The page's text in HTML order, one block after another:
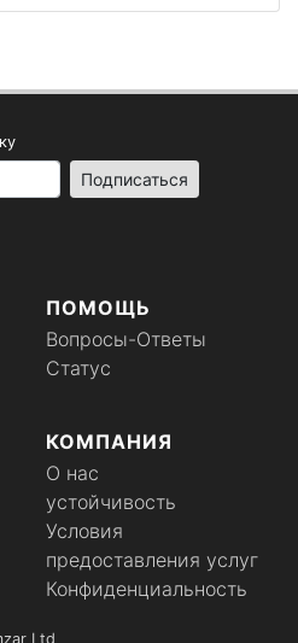
ПОМОЩЬ
Вопросы-Ответы
Статус
КОМПАНИЯ
О нас
устойчивость
Условия
предоставления услуг
Конфиденциальность
Подписаться
Ltd